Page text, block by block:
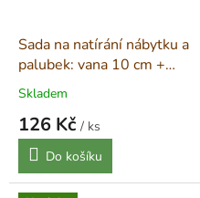
Sada na natírání nábytku a
palubek: vana 10 cm +
váleček s držákem + 2
vložky
Skladem
126 Kč / ks
Měrná
cena: Do košíku